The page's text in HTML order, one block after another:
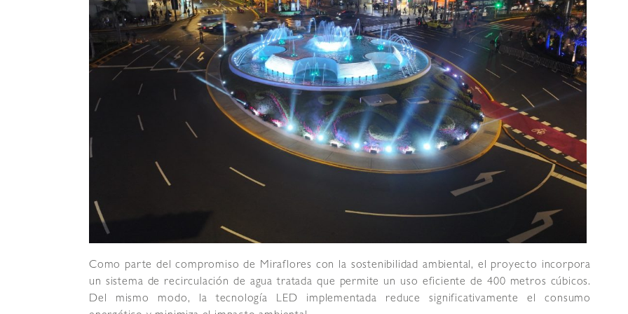
Como parte del compromiso de Miraflores con la sostenibilidad ambiental, el proyecto incorpora
un sistema de recirculación de agua tratada que permite un uso eficiente de 400 metros cúbicos.
Del mismo modo, la tecnología LED implementada reduce significativamente el consumo